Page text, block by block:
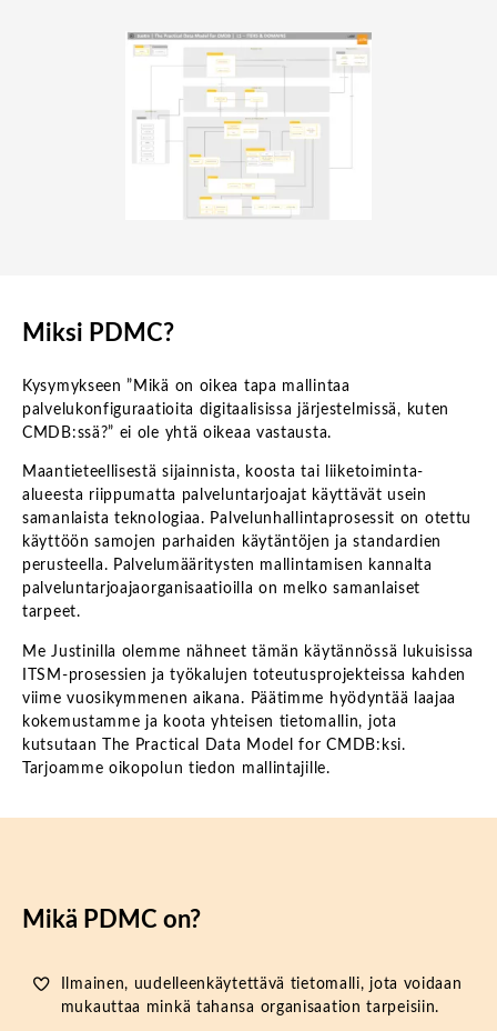
Miksi PDMC?
Kysymykseen ”Mikä on oikea tapa mallintaa
palvelukonfiguraatioita digitaalisissa järjestelmissä, kuten
CMDB:ssä?” ei ole yhtä oikeaa vastausta.
Maantieteellisestä sijainnista, koosta tai liiketoiminta-
alueesta riippumatta palveluntarjoajat käyttävät usein
samanlaista teknologiaa. Palvelunhallintaprosessit on otettu
käyttöön samojen parhaiden käytäntöjen ja standardien
perusteella. Palvelumääritysten mallintamisen kannalta
palveluntarjoajaorganisaatioilla on melko samanlaiset
tarpeet.
Me Justinilla olemme nähneet tämän käytännössä lukuisissa
ITSM-prosessien ja työkalujen toteutusprojekteissa kahden
viime vuosikymmenen aikana. Päätimme hyödyntää laajaa
kokemustamme ja koota yhteisen tietomallin, jota
kutsutaan The Practical Data Model for CMDB:ksi.
Tarjoamme oikopolun tiedon mallintajille.
Mikä PDMC on?
Ilmainen, uudelleenkäytettävä tietomalli, jota voidaan
mukauttaa minkä tahansa organisaation tarpeisiin.